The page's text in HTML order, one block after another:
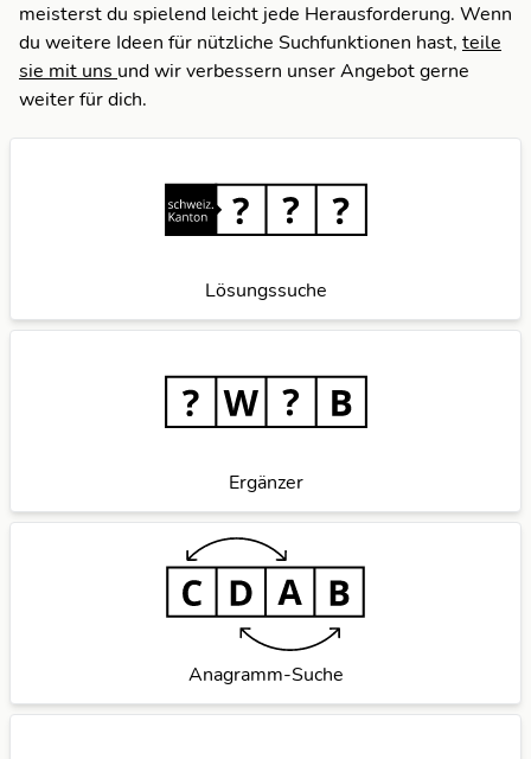
meisterst du spielend leicht jede Herausforderung. Wenn
du weitere Ideen für nützliche Suchfunktionen hast, teile
sie mit uns und wir verbessern unser Angebot gerne
weiter für dich.
Lösungssuche
Ergänzer
Anagramm-Suche